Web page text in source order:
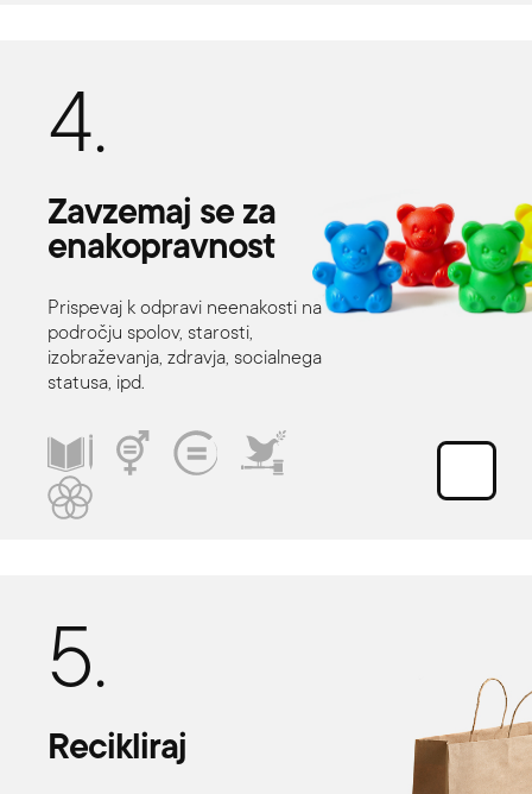
4.
Zavzemaj se za
enakopravnost
Prispevaj k odpravi neenakosti na
področju spolov, starosti,
izobraževanja, zdravja, socialnega
statusa, ipd.
5.
Recikliraj